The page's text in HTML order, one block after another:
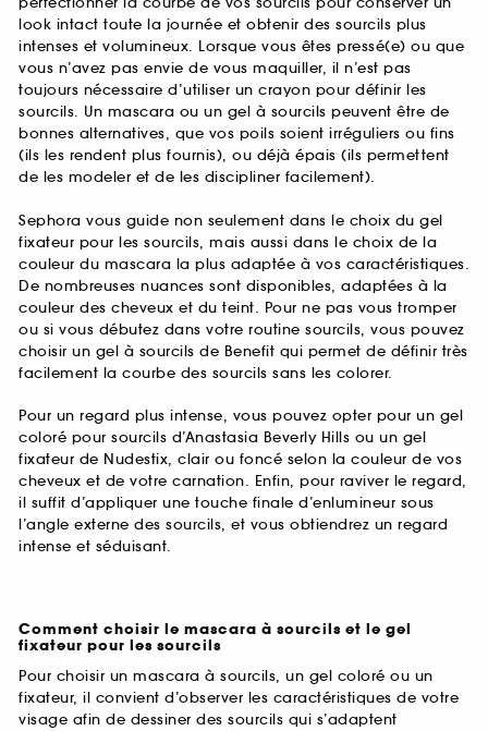
look intact toute la journée et obtenir des sourcils plus
intenses et volumineux. Lorsque vous êtes pressé(e) ou que
vous n’avez pas envie de vous maquiller, il n’est pas
toujours nécessaire d’utiliser un crayon pour définir les
sourcils. Un mascara ou un gel à sourcils peuvent être de
bonnes alternatives, que vos poils soient irréguliers ou fins
(ils les rendent plus fournis), ou déjà épais (ils permettent
de les modeler et de les discipliner facilement).
Sephora vous guide non seulement dans le choix du gel
fixateur pour les sourcils, mais aussi dans le choix de la
couleur du mascara la plus adaptée à vos caractéristiques.
De nombreuses nuances sont disponibles, adaptées à la
couleur des cheveux et du teint. Pour ne pas vous tromper
ou si vous débutez dans votre routine sourcils, vous pouvez
choisir un gel à sourcils de Benefit qui permet de définir très
facilement la courbe des sourcils sans les colorer.
Pour un regard plus intense, vous pouvez opter pour un gel
coloré pour sourcils d’Anastasia Beverly Hills ou un gel
fixateur de Nudestix, clair ou foncé selon la couleur de vos
cheveux et de votre carnation. Enfin, pour raviver le regard,
il suffit d’appliquer une touche finale d’enlumineur sous
l’angle externe des sourcils, et vous obtiendrez un regard
intense et séduisant.
Comment choisir le mascara à sourcils et le gel
fixateur pour les sourcils
Pour choisir un mascara à sourcils, un gel coloré ou un
fixateur, il convient d’observer les caractéristiques de votre
visage afin de dessiner des sourcils qui s’adaptent